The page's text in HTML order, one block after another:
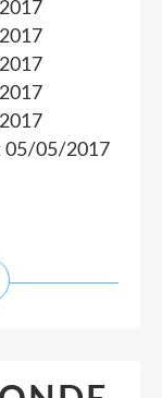
05/05/2017